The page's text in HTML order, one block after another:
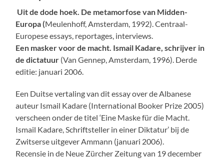
Uit de dode hoek. De metamorfose van Midden-
Europa (Meulenhoff, Amsterdam, 1992). Centraal-
Europese essays, reportages, interviews.
Een masker voor de macht. Ismail Kadare, schrijver in
de dictatuur (Van Gennep, Amsterdam, 1996). Derde
editie: januari 2006.
Een Duitse vertaling van dit essay over de Albanese
auteur Ismail Kadare (International Booker Prize 2005)
verscheen onder de titel ‘Eine Maske für die Macht.
Ismail Kadare, Schriftsteller in einer Diktatur’ bij de
Zwitserse uitgever Ammann (januari 2006).
Recensie in de Neue Zürcher Zeitung van 19 december